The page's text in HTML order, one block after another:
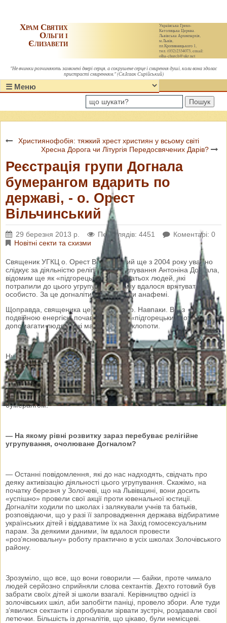
Українська Греко-
Католицька Церква.
Львівська Архиєпархія,
м.Львів,
пл.Кропивницького 1,
тел. (032)2334073, email:
olha-church@ukr.net
Храм Святих
Ольги і
Єлизавети
"Не вчинки розчиняють замкнені двері серця, а сокрушене серце і смирення душі, коли вона здолає
пристрасті смиренням." (Св.Ісаак Сирійський)
Пошук
Християнофобія: тяжкий хрест християн у всьому світі
Хресна Дорога чи Літургія Передосвячених Дарів?
Реєстрація групи Догнала
бумерангом вдарить по
державі, - о. Орест
Вільчинський
29 березня 2013 р. Переглядів: 4451
Коментарі: 0
Новітні секти та схизми
Священик УГКЦ о. Орест Вільчинський ще з 2004 року уважно
слідкує за діяльністю релігійного угрупування Антоніна Догнала,
відомим ще як «підгорецькі» отці. Багатьох людей, які
потрапили до цього угрупування, йому вдалося врятувати
особисто. За це догналіти його піддали анафемі.
Щоправда, священика це не зупинило. Навпаки. Він з
подвійною енергією почав викривати «підгорецьких» отців та
допомагати людям, які мають з ними клопоти.
Нині, за спостереженнями о. Ореста, догналіти дещо
активізували свою діяльність. А ще священик не виключає, що
вони зможуть врешті добитися реєстрації на
загальноукраїнському рівні. Однак, у такому разі постраждає не
так УГКЦ, як прості люди, особливо на Сході та Центрі України,
та держава, для якої реєстрація цієї групи повернеться
бумерангом.
— На якому рівні розвитку зараз перебуває релігійне
угрупування, очолюване Догналом?
— Останні повідомлення, які до нас надходять, свідчать про
деяку активізацію діяльності цього угрупування. Скажімо, на
початку березня у Золочеві, що на Львівщині, вони досить
«успішно» провели свої акції проти ювенальної юстиції.
Догналіти ходили по школах і залякували учнів та батьків,
розповідаючи, що у разі її запровадження держава відбиратиме
українських дітей і віддаватиме їх на Захід гомосексуальним
парам. За деякими даними, їм вдалося провести
«роз’яснювальну» роботу практично в усіх школах Золочівського
району.
Зрозуміло, що все, що вони говорили — байки, проте чимало
людей серйозно сприйняли слова сектантів. Дехто готовий був
забрати своїх дітей зі школи взагалі. Керівництво однієї із
золочівських шкіл, аби запобігти паніці, провело збори. Але туди
з’явилися сектанти і спробували зірвати зустріч, роздавали свої
летючки. Більшість із догналітів, що цікаво, були немісцеві.